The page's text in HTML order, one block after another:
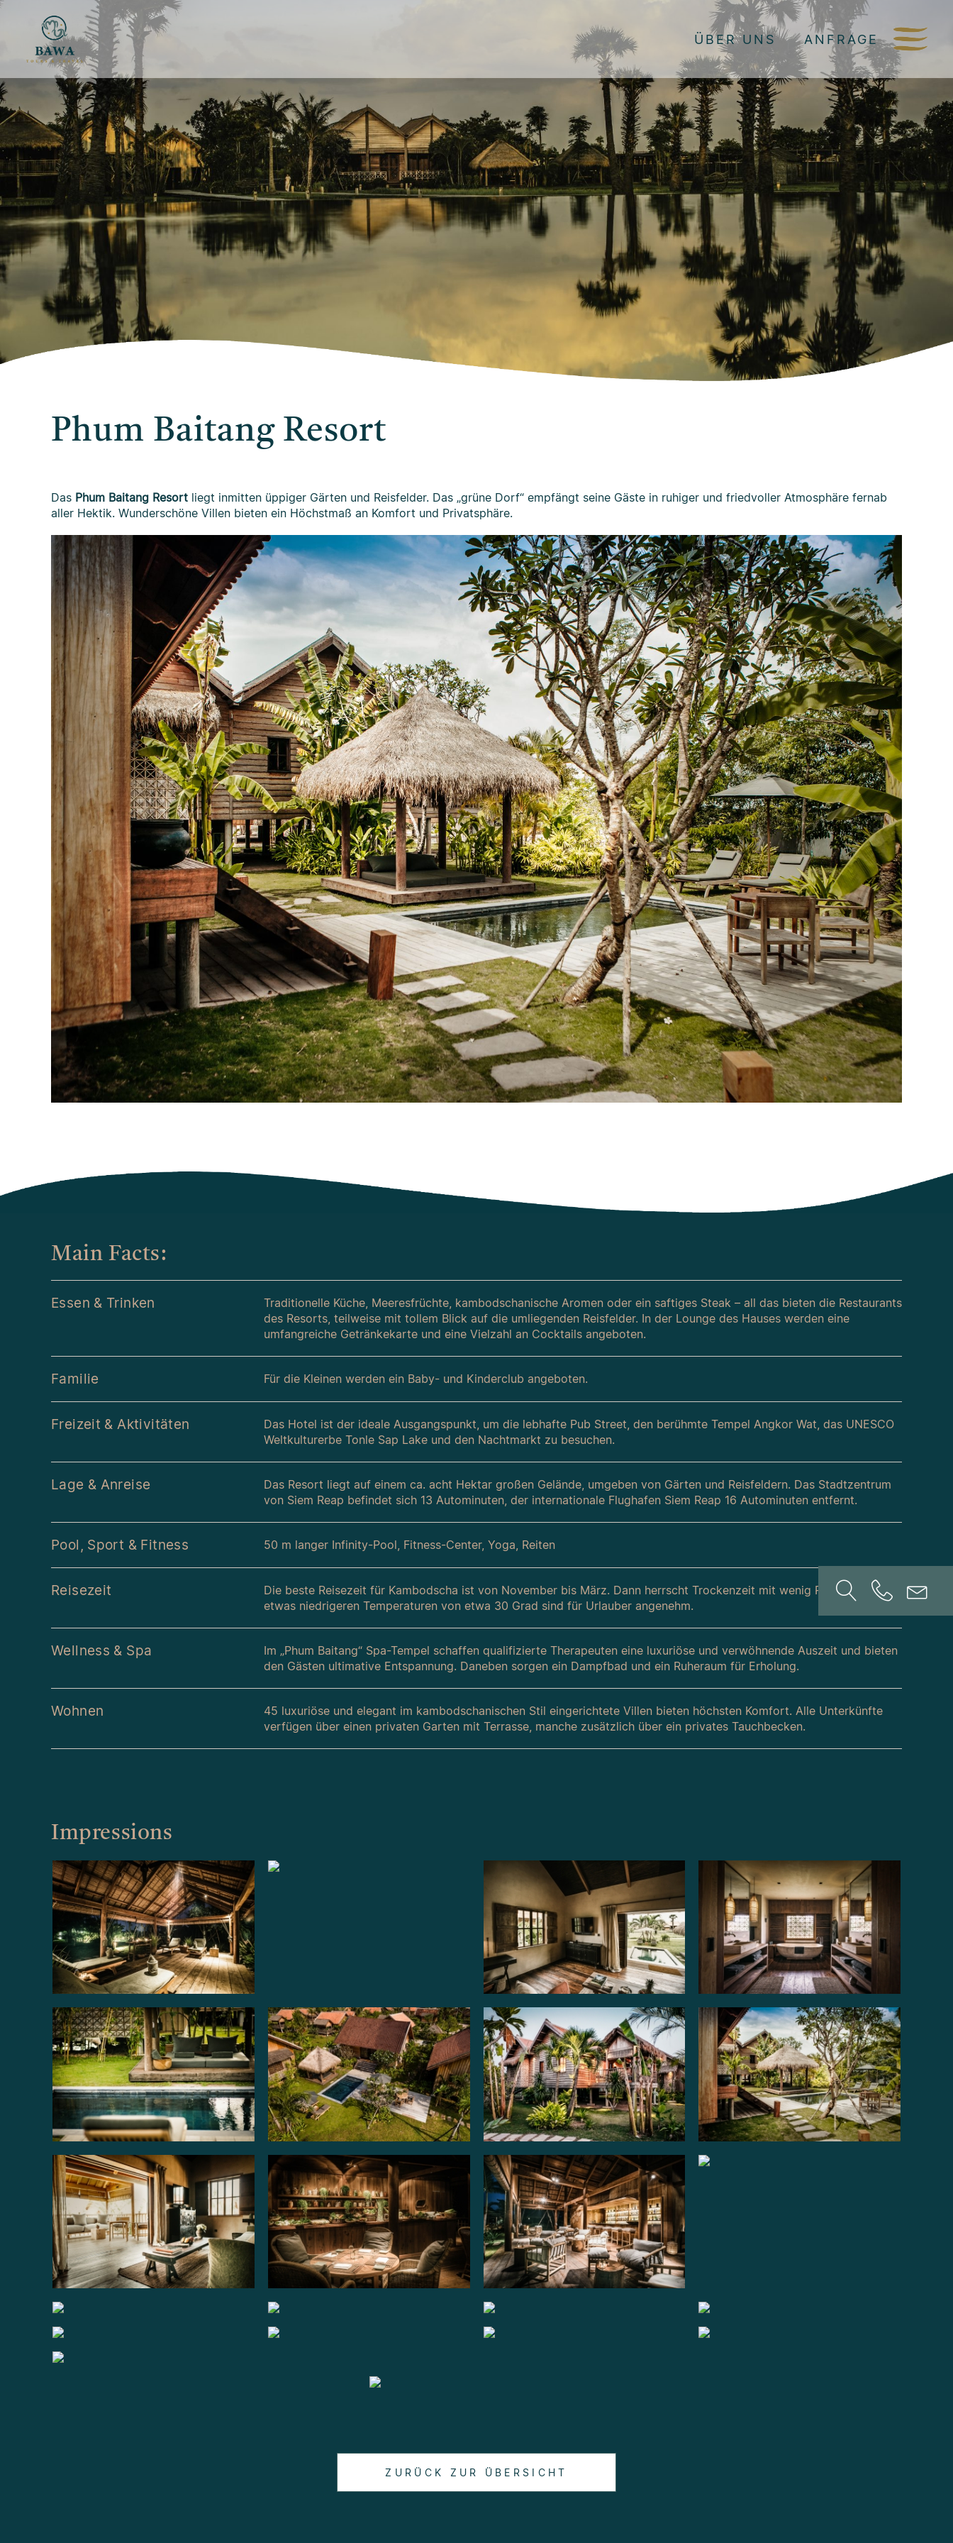
ÜBER UNS ANFRAGE
Phum Baitang Resort
Das Phum Baitang Resort liegt inmitten üppiger Gärten und Reisfelder. Das „grüne Dorf“ empfängt seine Gäste in ruhiger und friedvoller Atmosphäre fernab
aller Hektik. Wunderschöne Villen bieten ein Höchstmaß an Komfort und Privatsphäre.
Main Facts:
Essen & Trinken
Traditionelle Küche, Meeresfrüchte, kambodschanische Aromen oder ein saftiges Steak – all das bieten die Restaurants
des Resorts, teilweise mit tollem Blick auf die umliegenden Reisfelder. In der Lounge des Hauses werden eine
umfangreiche Getränkekarte und eine Vielzahl an Cocktails angeboten.
Familie Für die Kleinen werden ein Baby- und Kinderclub angeboten.
Freizeit & Aktivitäten
Das Hotel ist der ideale Ausgangspunkt, um die lebhafte Pub Street, den berühmte Tempel Angkor Wat, das UNESCO
Weltkulturerbe Tonle Sap Lake und den Nachtmarkt zu besuchen.
Lage & Anreise
Das Resort liegt auf einem ca. acht Hektar großen Gelände, umgeben von Gärten und Reisfeldern. Das Stadtzentrum
von Siem Reap befindet sich 13 Autominuten, der internationale Flughafen Siem Reap 16 Autominuten entfernt.
Pool, Sport & Fitness 50 m langer Infinity-Pool, Fitness-Center, Yoga, Reiten
Reisezeit
Die beste Reisezeit für Kambodscha ist von November bis März. Dann herrscht Trockenzeit mit wenig Regen und die
etwas niedrigeren Temperaturen von etwa 30 Grad sind für Urlauber angenehm.
Wellness & Spa
Im „Phum Baitang“ Spa-Tempel schaffen qualifizierte Therapeuten eine luxuriöse und verwöhnende Auszeit und bieten
den Gästen ultimative Entspannung. Daneben sorgen ein Dampfbad und ein Ruheraum für Erholung.
Wohnen
45 luxuriöse und elegant im kambodschanischen Stil eingerichtete Villen bieten höchsten Komfort. Alle Unterkünfte
verfügen über einen privaten Garten mit Terrasse, manche zusätzlich über ein privates Tauchbecken.
Impressions
ZURÜCK ZUR ÜBERSICHT